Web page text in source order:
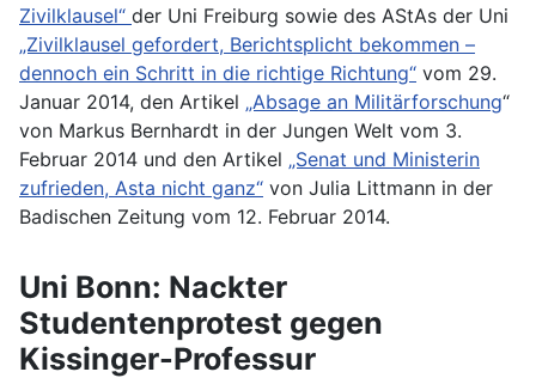
Zivilklausel“ der Uni Freiburg sowie des AStAs der Uni
„Zivilklausel gefordert, Berichtsplicht bekommen –
dennoch ein Schritt in die richtige Richtung“ vom 29.
Januar 2014, den Artikel „Absage an Militärforschung“
von Markus Bernhardt in der Jungen Welt vom 3.
Februar 2014 und den Artikel „Senat und Ministerin
zufrieden, Asta nicht ganz“ von Julia Littmann in der
Badischen Zeitung vom 12. Februar 2014.
Uni Bonn: Nackter
Studentenprotest gegen
Kissinger-Professur